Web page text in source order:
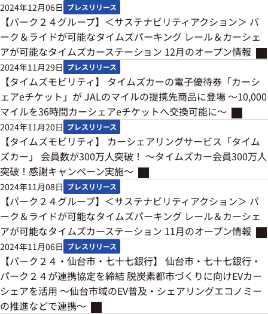
2024年12月06日 プレスリリース
【パーク２４グループ】＜サステナビリティアクション＞ パ
ーク＆ライドが可能なタイムズパーキング レール＆カーシェ
アが可能なタイムズカーステーション 12月のオープン情報
2024年11月29日 プレスリリース
【タイムズモビリティ】 タイムズカーの電子優待券「カーシ
ェアeチケット」が JALのマイルの提携先商品に登場 ～10,000
マイルを36時間カーシェアeチケットへ交換可能に～
2024年11月20日 プレスリリース
【タイムズモビリティ】 カーシェアリングサービス「タイム
ズカー」 会員数が300万人突破！ ～タイムズカー会員300万人
突破！感謝キャンペーン実施～
2024年11月08日 プレスリリース
【パーク２４グループ】＜サステナビリティアクション＞ パ
ーク＆ライドが可能なタイムズパーキング レール＆カーシェ
アが可能なタイムズカーステーション 11月のオープン情報
2024年11月06日 プレスリリース
【パーク２４・仙台市・七十七銀行】 仙台市・七十七銀行・
パーク２４が連携協定を締結 脱炭素都市づくりに向けEVカー
シェアを活用 ～仙台市域のEV普及・シェアリングエコノミー
の推進などで連携～